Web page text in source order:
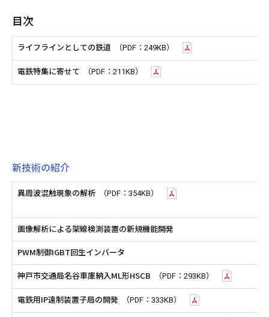
目次
ライフラインとしての鉄道 （PDF：249KB）
電鉄特集に寄せて （PDF：211KB）
新技術の紹介
異周波混触現象の解析 （PDF：354KB）
画像解析による架線検測装置の新規機能開発
PWM制御IGBT回生インバータ
神戸市交通局名谷車庫納入ML形HSCB （PDF：293KB）
電鉄用IP遠制装置子局の開発 （PDF：333KB）